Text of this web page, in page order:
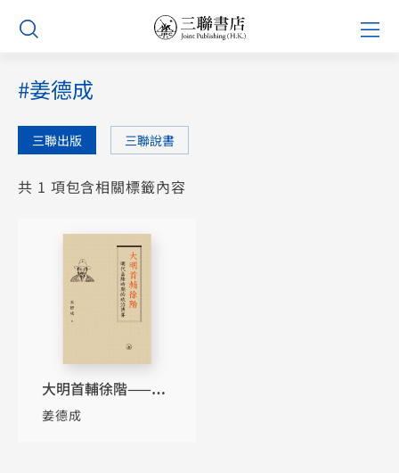
Skip
content
#姜德成
三聯出版 三聯說書
共 1 項包含相關標籤內容
大明首輔徐階——明
代嘉隆時期的政治博
姜德成